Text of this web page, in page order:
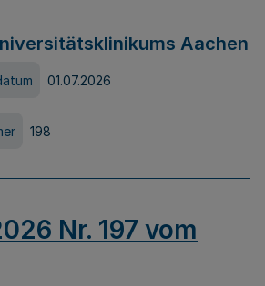
Aachen
01.07.2026
198
Nr. 197 vom